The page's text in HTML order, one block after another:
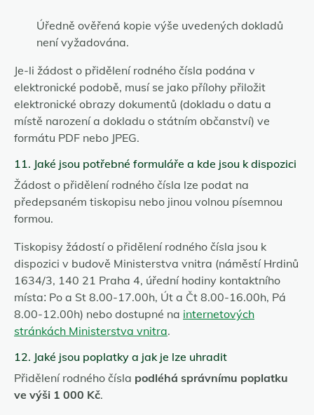
Úředně ověřená kopie výše uvedených dokladů
není vyžadována.
Je-li žádost o přidělení rodného čísla podána v
elektronické podobě, musí se jako přílohy přiložit
elektronické obrazy dokumentů (dokladu o datu a
místě narození a dokladu o státním občanství) ve
formátu PDF nebo JPEG.
11. Jaké jsou potřebné formuláře a kde jsou k dispozici
Žádost o přidělení rodného čísla lze podat na
předepsaném tiskopisu nebo jinou volnou písemnou
formou.
Tiskopisy žádostí o přidělení rodného čísla jsou k
dispozici v budově Ministerstva vnitra (náměstí Hrdinů
1634/3, 140 21 Praha 4, úřední hodiny kontaktního
místa: Po a St 8.00-17.00h, Út a Čt 8.00-16.00h, Pá
8.00-12.00h) nebo dostupné na internetových
stránkách Ministerstva vnitra.
12. Jaké jsou poplatky a jak je lze uhradit
Přidělení rodného čísla podléhá správnímu poplatku
ve výši 1 000 Kč.